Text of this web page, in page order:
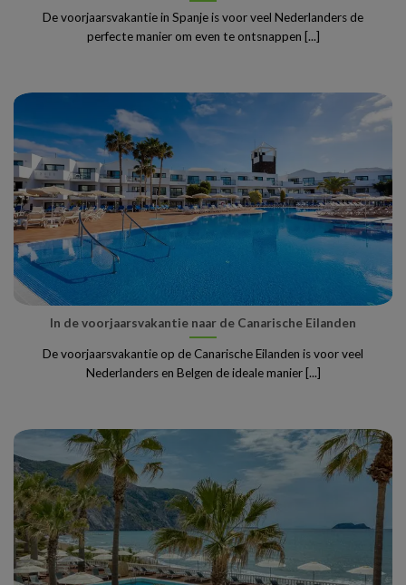
De voorjaarsvakantie in Spanje is voor veel Nederlanders de
perfecte manier om even te ontsnappen [...]
In de voorjaarsvakantie naar de Canarische Eilanden
De voorjaarsvakantie op de Canarische Eilanden is voor veel
Nederlanders en Belgen de ideale manier [...]